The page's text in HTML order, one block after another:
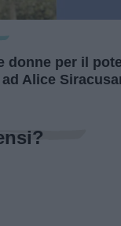
donne per il
ad Alice